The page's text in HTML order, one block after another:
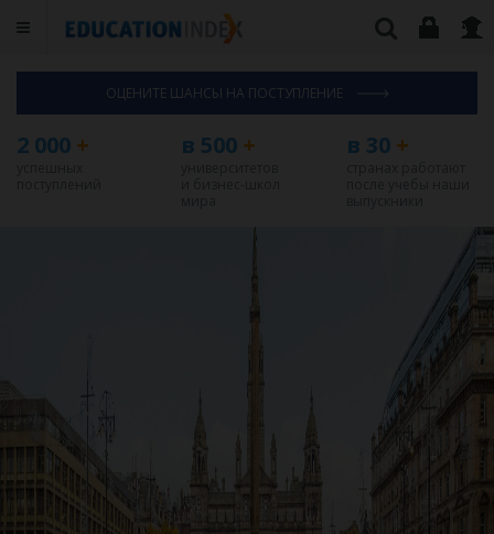
ОЦЕНИТЕ ШАНСЫ НА ПОСТУПЛЕНИЕ
2 000 + в 500 + в 30+